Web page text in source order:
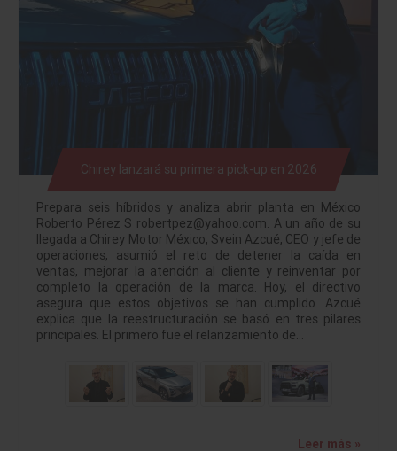
Chirey lanzará su primera pick-up en 2026
Prepara seis híbridos y analiza abrir planta en México
Roberto Pérez S robertpez@yahoo.com. A un año de su
llegada a Chirey Motor México, Svein Azcué, CEO y jefe de
operaciones, asumió el reto de detener la caída en
ventas, mejorar la atención al cliente y reinventar por
completo la operación de la marca. Hoy, el directivo
asegura que estos objetivos se han cumplido. Azcué
explica que la reestructuración se basó en tres pilares
principales. El primero fue el relanzamiento de…
Leer más »